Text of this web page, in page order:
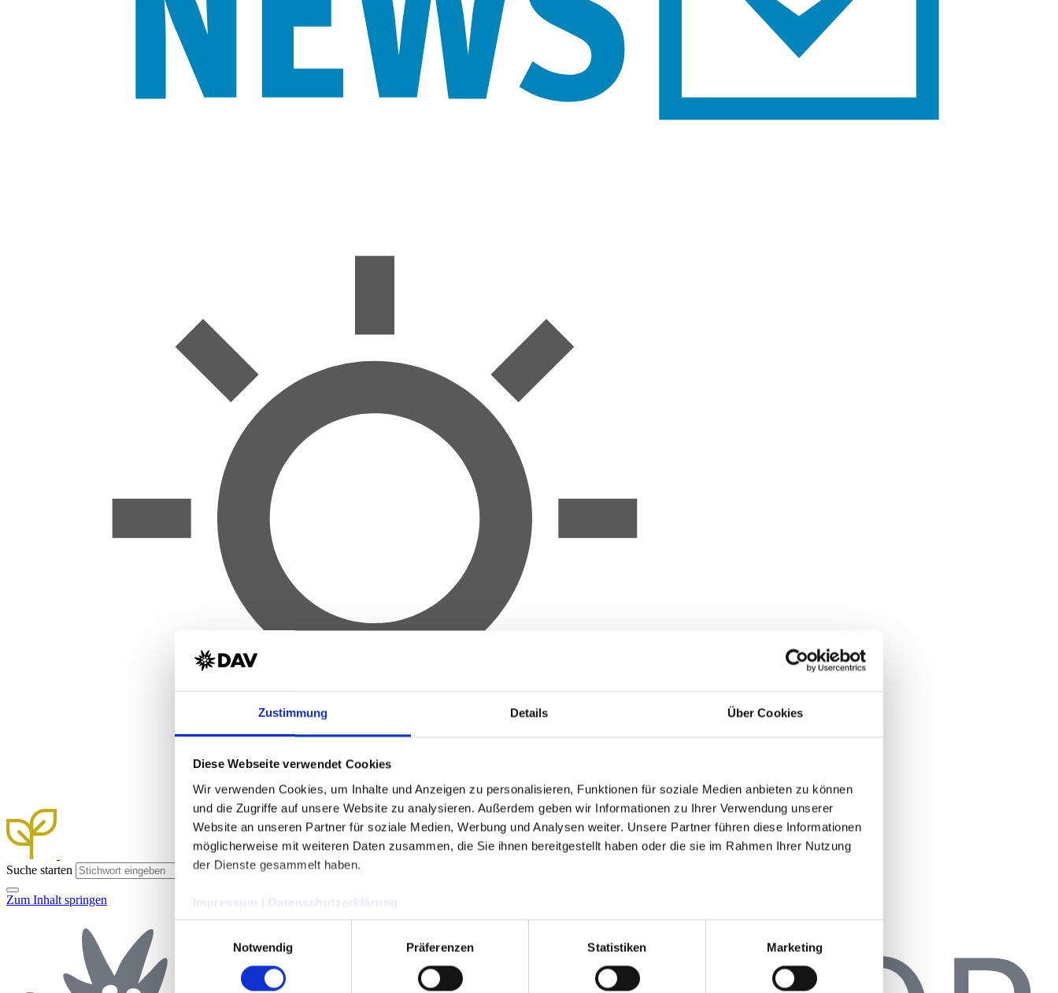
Zustimmung Details Über Cookies
Diese Webseite verwendet Cookies
Wir verwenden Cookies, um Inhalte und Anzeigen zu personalisieren, Funktionen für soziale Medien anbieten zu können
und die Zugriffe auf unsere Website zu analysieren. Außerdem geben wir Informationen zu Ihrer Verwendung unserer
Website an unseren Partner für soziale Medien, Werbung und Analysen weiter. Unsere Partner führen diese Informationen
möglicherweise mit weiteren Daten zusammen, die Sie ihnen bereitgestellt haben oder die sie im Rahmen Ihrer Nutzung
der Dienste gesammelt haben.
Impressum
Datenschutzerklärung
Notwendig
Präferenzen Statistiken Marketing
Suche starten
Zum Inhalt springen